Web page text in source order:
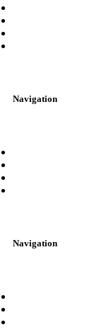
Navigation
Navigation